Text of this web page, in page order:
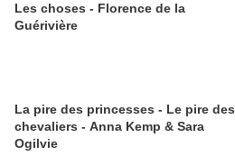
Les choses - Florence de la
Guérivière
La pire des princesses - Le pire des
chevaliers - Anna Kemp & Sara
Ogilvie